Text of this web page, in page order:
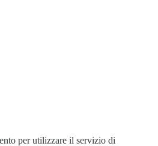
per utilizzare il servizio di